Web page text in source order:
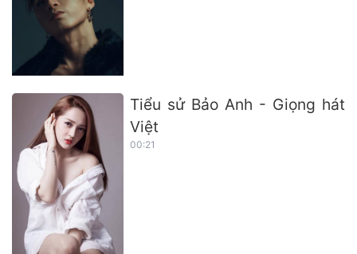
Tiểu sử Bảo Anh - Giọng hát
Việt
00:21